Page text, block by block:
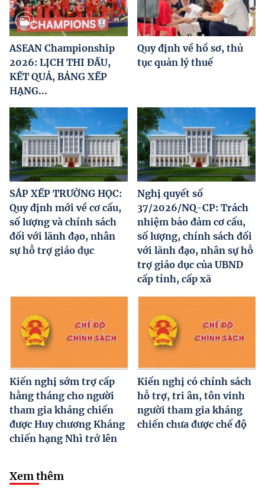
ASEAN Championship
2026: LỊCH THI ĐẤU,
KẾT QUẢ, BẢNG XẾP
HẠNG...
Quy định về hồ sơ, thủ
tục quản lý thuế
SẮP XẾP TRƯỜNG HỌC:
Quy định mới về cơ cấu,
số lượng và chính sách
đối với lãnh đạo, nhân
sự hỗ trợ giáo dục
Nghị quyết số
37/2026/NQ-CP: Trách
nhiệm bảo đảm cơ cấu,
số lượng, chính sách đối
với lãnh đạo, nhân sự hỗ
trợ giáo dục của UBND
cấp tỉnh, cấp xã
Kiến nghị sớm trợ cấp
hằng tháng cho người
tham gia kháng chiến
được Huy chương Kháng
chiến hạng Nhì trở lên
Kiến nghị có chính sách
hỗ trợ, tri ân, tôn vinh
người tham gia kháng
chiến chưa được chế độ
Xem thêm